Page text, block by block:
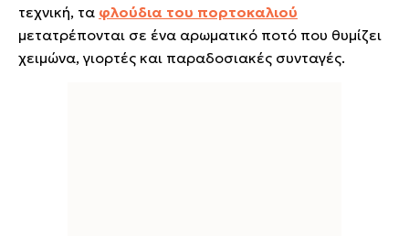
τεχνική, τα φλούδια του πορτοκαλιού
μετατρέπονται σε ένα αρωματικό ποτό που θυμίζει
χειμώνα, γιορτές και παραδοσιακές συνταγές.